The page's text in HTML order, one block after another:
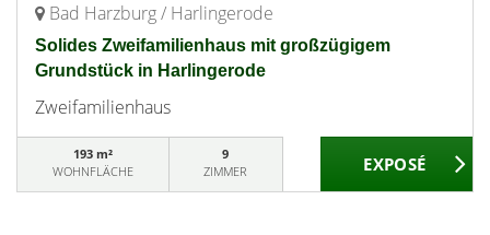
Bad Harzburg / Harlingerode
Solides Zweifamilienhaus mit großzügigem
Grundstück in Harlingerode
Zweifamilienhaus
193 m²
WOHNFLÄCHE
9
ZIMMER